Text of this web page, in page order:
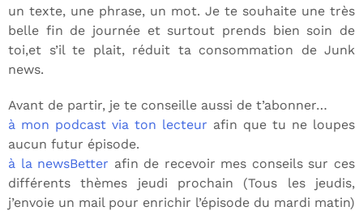
un texte, une phrase, un mot. Je te souhaite une très
belle fin de journée et surtout prends bien soin de
toi,et s’il te plait, réduit ta consommation de Junk
news.
Avant de partir, je te conseille aussi de t’abonner…
à mon podcast via ton lecteur afin que tu ne loupes
aucun futur épisode.
à la newsBetter afin de recevoir mes conseils sur ces
différents thèmes jeudi prochain (Tous les jeudis,
j’envoie un mail pour enrichir l’épisode du mardi matin)